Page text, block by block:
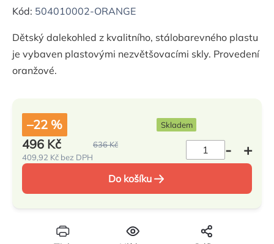
hodnocení
je
0,0
z
Kód: 504010002-ORANGE
Dětský dalekohled z kvalitního, stálobarevného plastu
je vybaven plastovými nezvětšovacími skly. Provedení
oranžové.
–22 % Skladem
636 Kč
496 Kč
409,92 Kč bez DPH
cena:Do košíku